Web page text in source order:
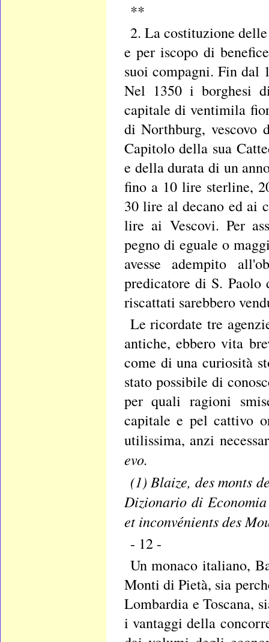
**
2. La costituzione
e per iscopo di
suoi compagni. Fin dal
Nel 1350 i borghesi
capitale di ventimila
di Northburg, vescovo
Capitolo della sua
e della durata di un
fino a 10 lire sterline,
30 lire al decano ed ai
lire ai Vescovi. Per
pegno di eguale o
avesse adempito
predicatore di S. Paolo
riscattati sarebbero
Le ricordate tre
antiche, ebbero vita
come di una curiosità
stato possibile di
per quali ragioni
capitale e pel cattivo
utilissima, anzi
evo.
(1) Blaize, des monts
Dizionario di
et inconvénients des
- 12 -
Un monaco italiano,
Monti di Pietà, sia
Lombardia e Toscana,
i vantaggi della